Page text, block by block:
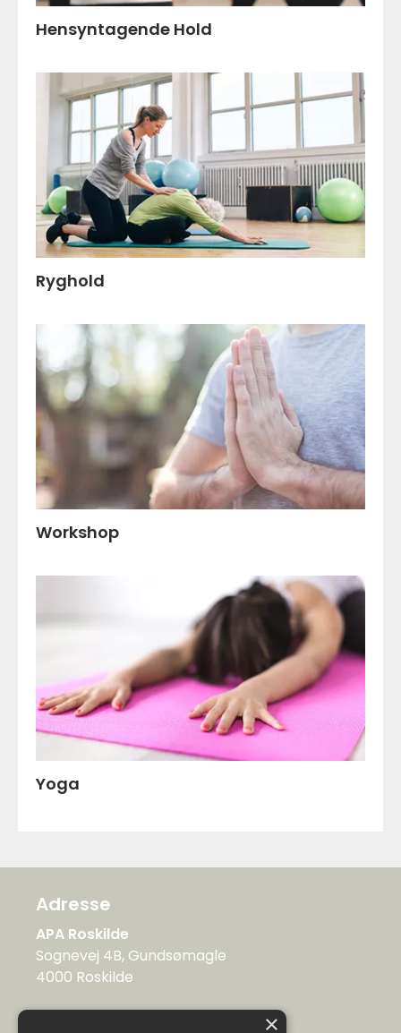
Hensyntagende Hold
Ryghold
Workshop
Yoga
Adresse
APA Roskilde
Sognevej 4B, Gundsømagle
4000 Roskilde
Kontakt ×